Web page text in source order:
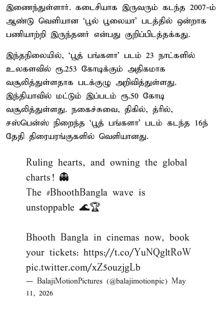
இணைந்துள்ளார். கடைசியாக இருவரும் கடந்த 2007-ம்
ஆண்டு வெளியான ‘பூல் பூலையா’ படத்தில் ஒன்றாக
பணியாற்றி இருந்தனர் என்பது குறிப்பிடத்தக்கது.
இந்தநிலையில், ‘பூத் பங்களா’ படம் 23 நாட்களில்
உலகளவில் ரூ.253 கோடிக்கும் அதிகமாக
வசூலித்துள்ளதாக படக்குழு அறிவித்துள்ளது.
இந்தியாவில் மட்டும் இப்படம் ரூ.50 கோடி
வசூலித்துள்ளது. நகைச்சுவை, திகில், த்ரில்,
சஸ்பென்ஸ் நிறைந்த ‘பூத் பங்களா’ படம் கடந்த 16ந்
தேதி திரையரங்குகளில் வெளியானது.
Ruling hearts, and owning the global
charts! 👻
The #BhoothBangla wave is
unstoppable 🌊🏆
Bhooth Bangla in cinemas now, book
your tickets: https://t.co/YuNQgltRoW
pic.twitter.com/xZ5ouzjgLb
— BalajiMotionPictures (@balajimotionpic) May
11, 2026